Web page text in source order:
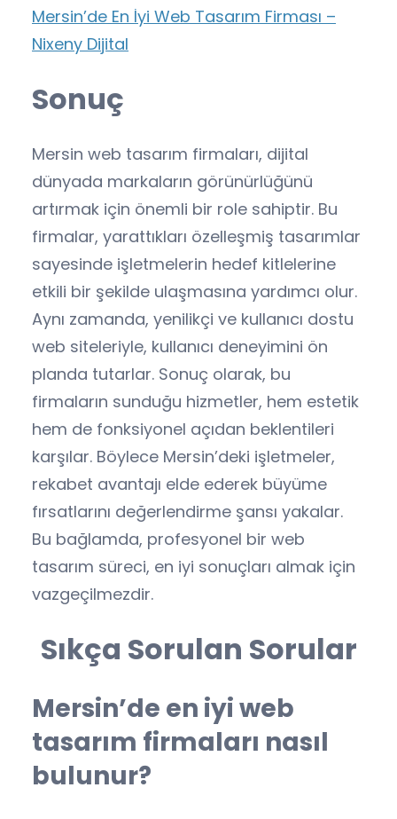
Mersin’de En İyi Web Tasarım Firması –
Nixeny Dijital
Sonuç
Mersin web tasarım firmaları, dijital
dünyada markaların görünürlüğünü
artırmak için önemli bir role sahiptir. Bu
firmalar, yarattıkları özelleşmiş tasarımlar
sayesinde işletmelerin hedef kitlelerine
etkili bir şekilde ulaşmasına yardımcı olur.
Aynı zamanda, yenilikçi ve kullanıcı dostu
web siteleriyle, kullanıcı deneyimini ön
planda tutarlar. Sonuç olarak, bu
firmaların sunduğu hizmetler, hem estetik
hem de fonksiyonel açıdan beklentileri
karşılar. Böylece Mersin’deki işletmeler,
rekabet avantajı elde ederek büyüme
fırsatlarını değerlendirme şansı yakalar.
Bu bağlamda, profesyonel bir web
tasarım süreci, en iyi sonuçları almak için
vazgeçilmezdir.
Sıkça Sorulan Sorular
Mersin’de en iyi web
tasarım firmaları nasıl
bulunur?